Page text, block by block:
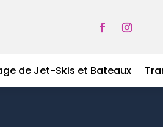
de Jet-Skis et Bateaux